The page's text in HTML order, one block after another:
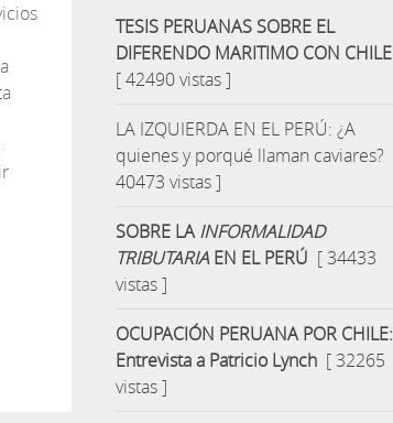
TESIS PERUANAS SOBRE EL
DIFERENDO MARITIMO CON CHILE
[ 42490 vistas ]
LA IZQUIERDA EN EL PERÚ: ¿A
quienes y porqué llaman caviares?
40473 vistas ]
SOBRE LAINFORMALIDAD
TRIBUTARIAEN EL PERÚ [ 34433
vistas ]
OCUPACIÓN PERUANA POR CHILE:
Entrevista a Patricio Lynch [ 32265
vistas ]